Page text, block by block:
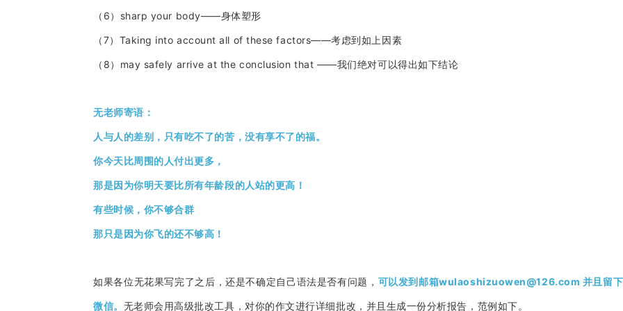
（6）sharp your body——身体塑形
（7）Taking into account all of these factors——考虑到如上因素
（8）may safely arrive at the conclusion that ——我们绝对可以得出如下结论
无老师寄语：
人与人的差别，只有吃不了的苦，没有享不了的福。
你今天比周围的人付出更多，
那是因为你明天要比所有年龄段的人站的更高！
有些时候，你不够合群
那只是因为你飞的还不够高！
如果各位无花果写完了之后，还是不确定自己语法是否有问题， 可以发到邮箱wulaoshizuowen@126.com 并且留
微信。 无老师会用高级批改工具，对你的作文进行详细批改，并且生成一份分析报告，范例如下。